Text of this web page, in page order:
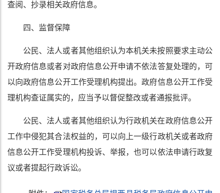
查阅、抄录相关政府信息。
四、监督保障
公民、法人或者其他组织认为本机关未按照要求主动公
开政府信息或者对政府信息公开申请不依法答复处理的，可
以向政府信息公开工作受理机构提出。政府信息公开工作受
理机构查证属实的，应当予以督促整改或者通报批评。
公民、法人或者其他组织认为行政机关在政府信息公开
工作中侵犯其合法权益的，可以向上一级行政机关或者政府
信息公开工作受理机构投诉、举报，也可以依法申请行政复
议或者提起行政诉讼。